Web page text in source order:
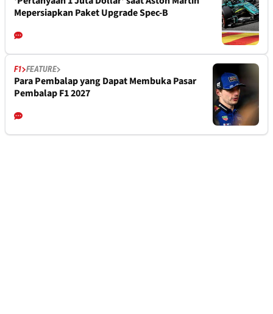
Mepersiapkan Paket Upgrade Spec-B
F1 FEATURE
Para Pembalap yang Dapat Membuka Pasar
Pembalap F1 2027